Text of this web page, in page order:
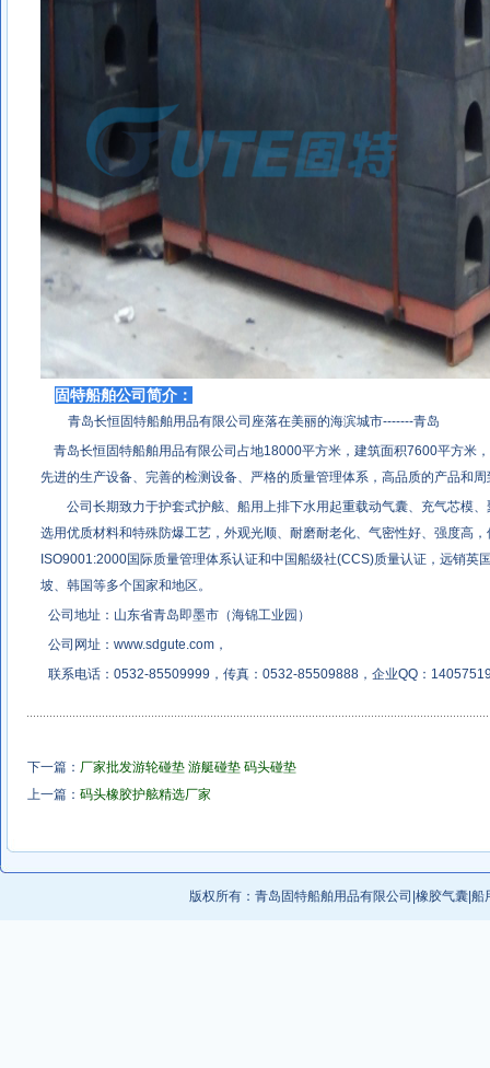
固特船舶公司简介：
青岛长恒固特船舶用品有限公司座落在美丽的海滨城市-------青岛
青岛长恒固特船舶用品有限公司占地18000平方米，建筑面积7600平方米
先进的生产设备、完善的检测设备、严格的质量管理体系，高品质的产品和
公司长期致力于护套式护舷、船用上排下水用起重载动气囊、充气芯模
选用优质材料和特殊防爆工艺，外观光顺、耐磨耐老化、气密性好、强度高
ISO9001:2000国际质量管理体系认证和中国船级社(CCS)质量认证，远销英
坡、韩国等多个国家和地区。
公司地址：山东省青岛即墨市（海锦工业园）
公司网址： www.sdgute.com ，
联系电话：0532-85509999，传真：0532-85509888，企业QQ：
下一篇： 厂家批发游轮碰垫 游艇碰垫 码头碰垫
上一篇： 码头橡胶护舷精选厂家
版权所有： 青岛固特船舶用品有限公司 橡胶气囊 船